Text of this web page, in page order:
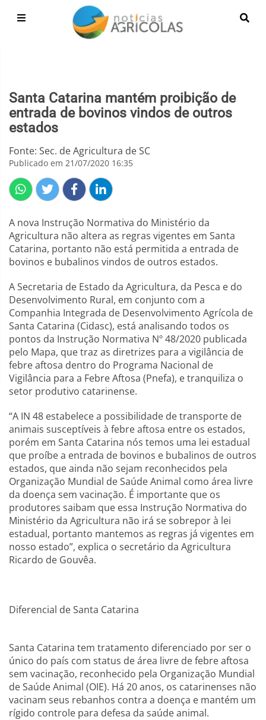
Santa Catarina mantém proibição de
entrada de bovinos vindos de outros
estados
Fonte: Sec. de Agricultura de SC
Publicado em 21/07/2020 16:35
A nova Instrução Normativa do Ministério da
Agricultura não altera as regras vigentes em Santa
Catarina, portanto não está permitida a entrada de
bovinos e bubalinos vindos de outros estados.
A Secretaria de Estado da Agricultura, da Pesca e do
Desenvolvimento Rural, em conjunto com a
Companhia Integrada de Desenvolvimento Agrícola de
Santa Catarina (Cidasc), está analisando todos os
pontos da Instrução Normativa Nº 48/2020 publicada
pelo Mapa, que traz as diretrizes para a vigilância de
febre aftosa dentro do Programa Nacional de
Vigilância para a Febre Aftosa (Pnefa), e tranquiliza o
setor produtivo catarinense.
“A IN 48 estabelece a possibilidade de transporte de
animais susceptíveis à febre aftosa entre os estados,
porém em Santa Catarina nós temos uma lei estadual
que proíbe a entrada de bovinos e bubalinos de outros
estados, que ainda não sejam reconhecidos pela
Organização Mundial de Saúde Animal como área livre
da doença sem vacinação. É importante que os
produtores saibam que essa Instrução Normativa do
Ministério da Agricultura não irá se sobrepor à lei
estadual, portanto mantemos as regras já vigentes em
nosso estado”, explica o secretário da Agricultura
Ricardo de Gouvêa.
Diferencial de Santa Catarina
Santa Catarina tem tratamento diferenciado por ser o
único do país com status de área livre de febre aftosa
sem vacinação, reconhecido pela Organização Mundial
de Saúde Animal (OIE). Há 20 anos, os catarinenses não
vacinam seus rebanhos contra a doença e mantém um
rígido controle para defesa da saúde animal.